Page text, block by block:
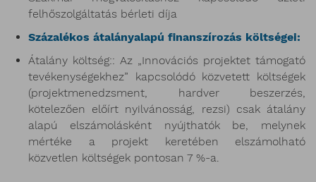
felhőszolgáltatás bérleti díja
Százalékos átalányalapú finanszírozás költségei:
Átalány költség:: Az „Innovációs projektet támogató
tevékenységekhez” kapcsolódó közvetett költségek
(projektmenedzsment, hardver beszerzés,
kötelezően előírt nyilvánosság, rezsi) csak átalány
alapú elszámolásként nyújthatók be, melynek
mértéke a projekt keretében elszámolható
közvetlen költségek pontosan 7 %-a.